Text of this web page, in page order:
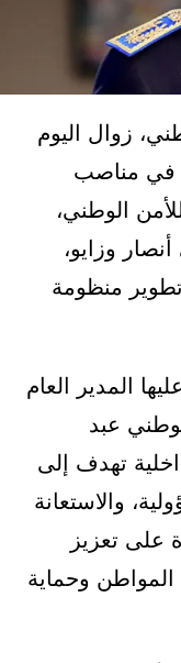
زوال اليوم
في مناصب
الوطني،
وزايو،
منظومة
المدير العام
عبد
تهدف إلى
والاستعانة
على تعزيز
المواطن وحماية